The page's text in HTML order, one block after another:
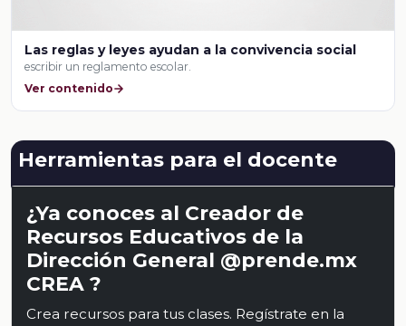
Las reglas y leyes ayudan a la convivencia social
escribir un reglamento escolar.
Ver contenido
Herramientas para el docente
¿Ya conoces al Creador de
Recursos Educativos de la
Dirección General @prende.mx
CREA ?
Crea recursos para tus clases. Regístrate en la